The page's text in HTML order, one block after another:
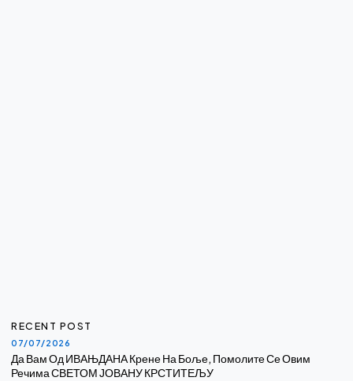
RECENT POST
07/07/2026
Да Вам Од ИВАЊДАНА Крене На Боље, Помолите Се Овим
Речима СВЕТОМ ЈОВАНУ КРСТИТЕЉУ